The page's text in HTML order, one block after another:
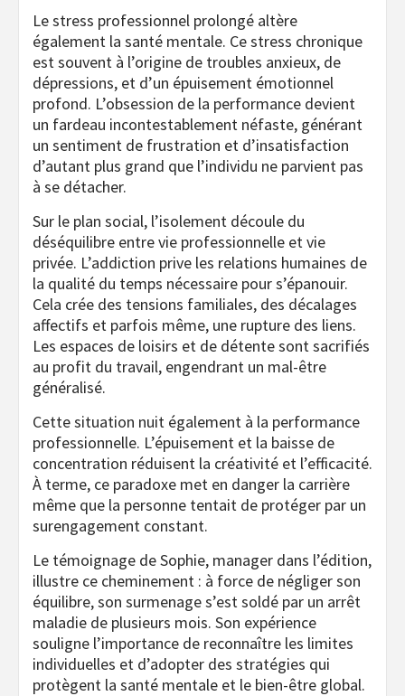
Le stress professionnel prolongé altère
également la santé mentale. Ce stress chronique
est souvent à l’origine de troubles anxieux, de
dépressions, et d’un épuisement émotionnel
profond. L’obsession de la performance devient
un fardeau incontestablement néfaste, générant
un sentiment de frustration et d’insatisfaction
d’autant plus grand que l’individu ne parvient pas
à se détacher.
Sur le plan social, l’isolement découle du
déséquilibre entre vie professionnelle et vie
privée. L’addiction prive les relations humaines de
la qualité du temps nécessaire pour s’épanouir.
Cela crée des tensions familiales, des décalages
affectifs et parfois même, une rupture des liens.
Les espaces de loisirs et de détente sont sacrifiés
au profit du travail, engendrant un mal-être
généralisé.
Cette situation nuit également à la performance
professionnelle. L’épuisement et la baisse de
concentration réduisent la créativité et l’efficacité.
À terme, ce paradoxe met en danger la carrière
même que la personne tentait de protéger par un
surengagement constant.
Le témoignage de Sophie, manager dans l’édition,
illustre ce cheminement : à force de négliger son
équilibre, son surmenage s’est soldé par un arrêt
maladie de plusieurs mois. Son expérience
souligne l’importance de reconnaître les limites
individuelles et d’adopter des stratégies qui
protègent la santé mentale et le bien-être global.